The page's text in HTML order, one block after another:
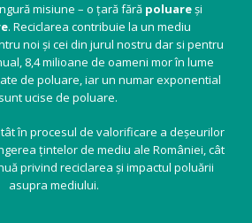
misiune – o țară fără poluareși
. Reciclarea contribuie la un mediu
noi și cei din jurul nostru dar si pentru
8,4 milioane de oameni mor în lume
de poluare, iar un numar exponential
ucise de poluare.
în procesul de valorificare a deșeurilor
țintelor de mediu ale României, cât
privind reciclarea și impactul poluării
asupra mediului.